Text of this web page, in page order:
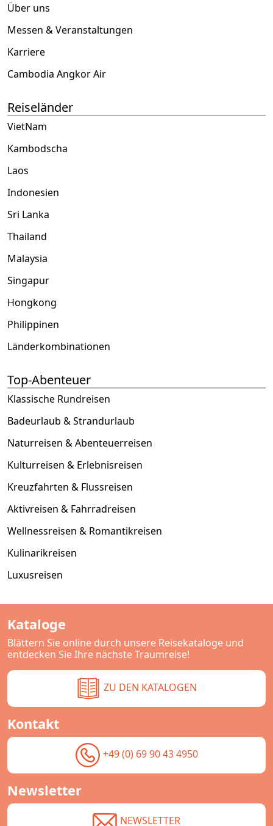
Über uns
Messen & Veranstaltungen
Karriere
Cambodia Angkor Air
Reiseländer
VietNam
Kambodscha
Laos
Indonesien
Sri Lanka
Thailand
Malaysia
Singapur
Hongkong
Philippinen
Länderkombinationen
Top-Abenteuer
Klassische Rundreisen
Badeurlaub & Strandurlaub
Naturreisen & Abenteuerreisen
Kulturreisen & Erlebnisreisen
Kreuzfahrten & Flussreisen
Aktivreisen & Fahrradreisen
Wellnessreisen & Romantikreisen
Kulinarikreisen
Luxusreisen
Kataloge
Blättern Sie online durch unsere Reisekataloge und
entdecken Sie Ihre nächste Traumreise!
ZU DEN KATALOGEN
Kontakt
+49 (0) 69 90 43 4950
Newsletter
NEWSLETTER